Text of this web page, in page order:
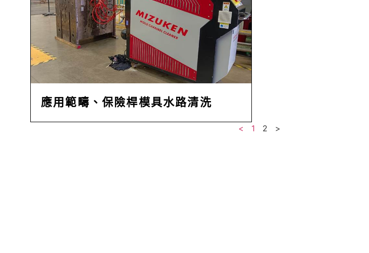
應用範疇、保險桿模具水路清洗
< 1 2 >